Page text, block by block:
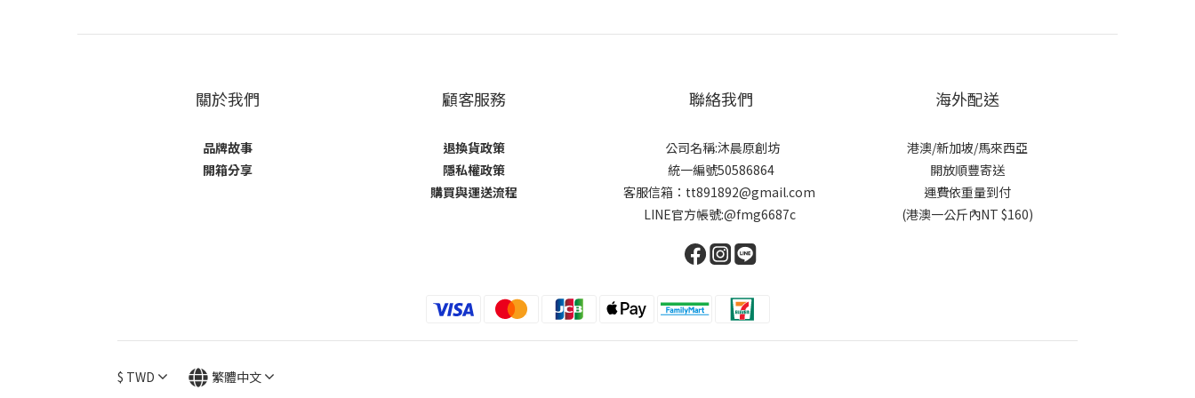
關於我們
品牌故事
開箱分享
顧客服務
退換貨政策
隱私權政策
購買與運送流程
聯絡我們
公司名稱:沐晨原創坊
統一編號50586864
客服信箱：tt891892@gmail.com
LINE官方帳號:@fmg6687c
海外配送
港澳/新加坡/馬來西亞
開放順豐寄送
運費依重量到付
(港澳一公斤內NT $160)
$ TWD 繁體中文